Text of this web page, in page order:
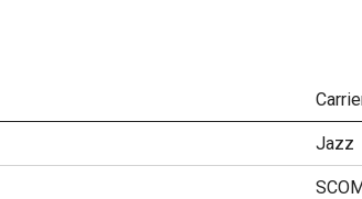
Jazz